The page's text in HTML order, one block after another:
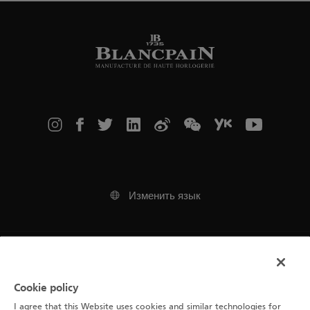
Изменить язык
Правила пользования сайтом
Cookie policy
I agree that this Website uses cookies and similar technologies for